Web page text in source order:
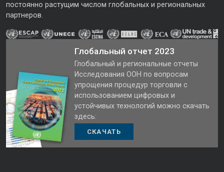
постоянно растущим числом глобальных и региональных
партнеров.
Глобальный отчет 2023
Глобальный и региональные отчеты
Исследования ООН по вопросам
упрощения процедур торговли с
использованием цифровых и
устойчивых технологий можно скачать
здесь:
СКАЧАТЬ